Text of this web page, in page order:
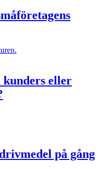
kunders eller
på gång